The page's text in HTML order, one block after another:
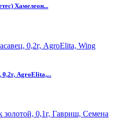
Хамелеон...
AgroElita,...